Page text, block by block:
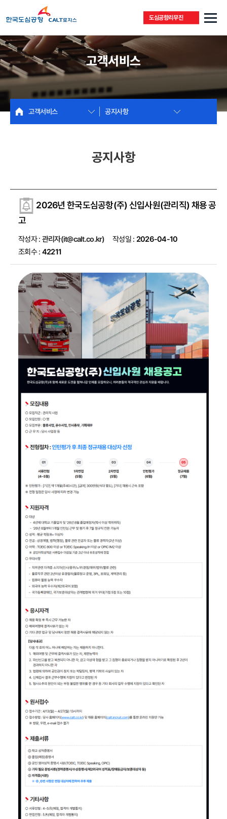
도심공항리무진
고객서비스
고객서비스 공지사항
공지사항
2026년 한국도심공항(주) 신입사원(관리직) 채용 공
고
작성자 : 관리자(it@calt.co.kr) 작성일 : 2026-04-10
조회수 : 42211